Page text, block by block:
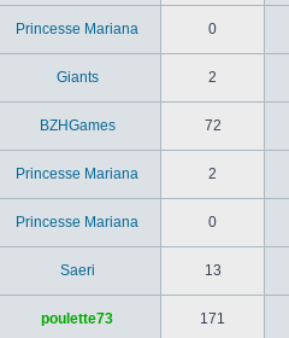
Princesse Mariana 0
Giants 2
BZHGames 72
Princesse Mariana 2
Princesse Mariana 0
Saeri 13
poulette73 171